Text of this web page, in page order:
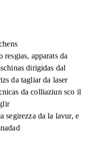
apparats da
dirigidas dal
da tagliar da laser
da colliaziun sco il
segirezza da la lavur, e